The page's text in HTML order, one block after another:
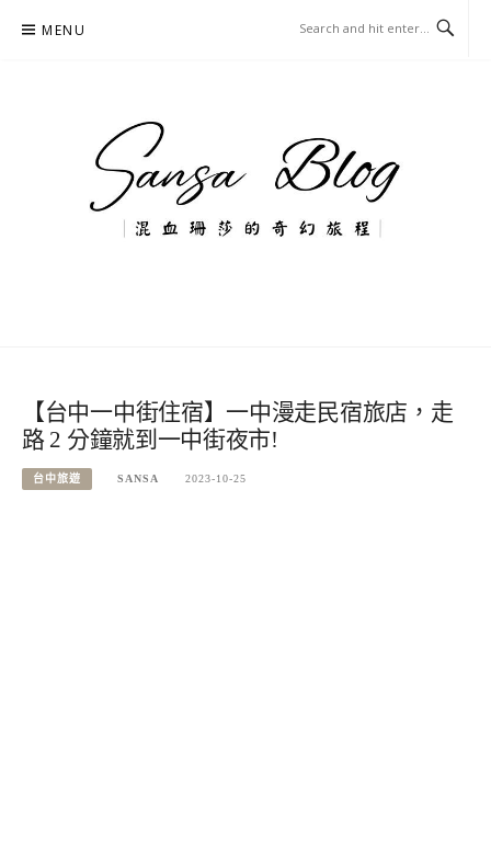
MENU
【台中一中街住宿】一中漫走民宿旅店，走
路 2 分鐘就到一中街夜市!
台中旅遊 SANSA 2023-10-25